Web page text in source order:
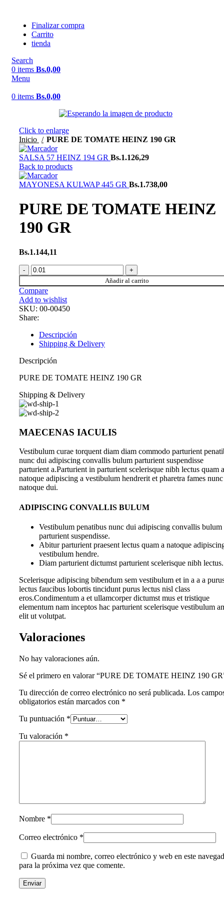
Finalizar compra
Carrito
tienda
Search
0 items Bs.0,00
Menu
0 items Bs.0,00
Click to enlarge
Inicio
PURE DE TOMATE HEINZ 190 GR
SALSA 57 HEINZ 194 GR Bs.1.126,29
Back to products
MAYONESA KULWAP 445 GR Bs.1.738,00
PURE DE TOMATE HEINZ
190 GR
Bs.1.144,11
Añadir al carrito
Compare
Add to wishlist
SKU: 00-00450
Share:
Descripción
Shipping & Delivery
Descripción
PURE DE TOMATE HEINZ 190 GR
Shipping & Delivery
MAECENAS IACULIS
Vestibulum curae torquent diam diam commodo parturient
nunc dui adipiscing convallis bulum parturient suspendisse
parturient a.Parturient in parturient scelerisque nibh lectus quam a
natoque adipiscing a vestibulum hendrerit et pharetra fames nunc
natoque dui.
ADIPISCING CONVALLIS BULUM
Vestibulum penatibus nunc dui adipiscing convallis bulum
parturient suspendisse.
Abitur parturient praesent lectus quam a natoque
vestibulum hendre.
Diam parturient dictumst parturient scelerisque nibh lectus.
Scelerisque adipiscing bibendum sem vestibulum et in a a a
lectus faucibus lobortis tincidunt purus lectus nisl class
eros.Condimentum a et ullamcorper dictumst mus et tristique
elementum nam inceptos hac parturient scelerisque vestibulum
elit ut volutpat.
Valoraciones
No hay valoraciones aún.
Sé el primero en valorar “PURE DE TOMATE HEINZ 190
Tu dirección de correo electrónico no será publicada. Los
obligatorios están marcados con *
Tu puntuación *
Tu valoración *
Nombre *
Correo electrónico *
Guarda mi nombre, correo electrónico y web en este
para la próxima vez que comente.